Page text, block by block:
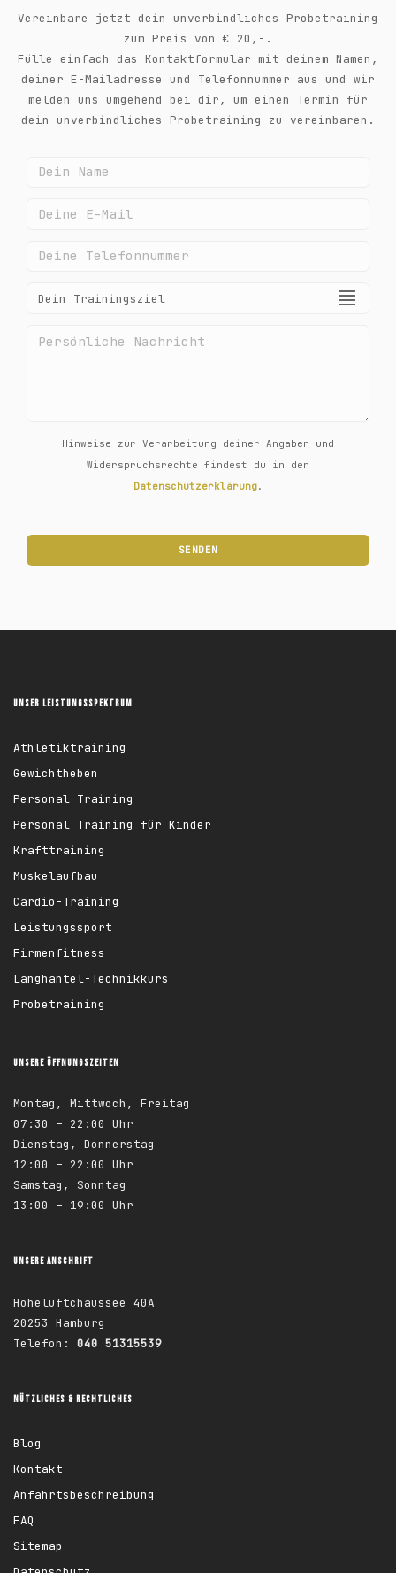
Vereinbare jetzt dein unverbindliches Probetraining
zum Preis von € 20,-.
Fülle einfach das Kontaktformular mit deinem Namen,
deiner E-Mailadresse und Telefonnummer aus und wir
melden uns umgehend bei dir, um einen Termin für
dein unverbindliches Probetraining zu vereinbaren.
Hinweise zur Verarbeitung deiner Angaben und
Widerspruchsrechte findest du in der
Datenschutzerklärung.
UNSER LEISTUNGSSPEKTRUM
Athletiktraining
Gewichtheben
Personal Training
Personal Training für Kinder
Krafttraining
Muskelaufbau
Cardio-Training
Leistungssport
Firmenfitness
Langhantel-Technikkurs
Probetraining
UNSERE ÖFFNUNGSZEITEN
Montag, Mittwoch, Freitag
07:30 – 22:00 Uhr
Dienstag, Donnerstag
12:00 – 22:00 Uhr
Samstag, Sonntag
13:00 – 19:00 Uhr
UNSERE ANSCHRIFT
Hoheluftchaussee 40A
20253 Hamburg
Telefon: 040 51315539
NÜTZLICHES & RECHTLICHES
Blog
Kontakt
Anfahrtsbeschreibung
FAQ
Sitemap